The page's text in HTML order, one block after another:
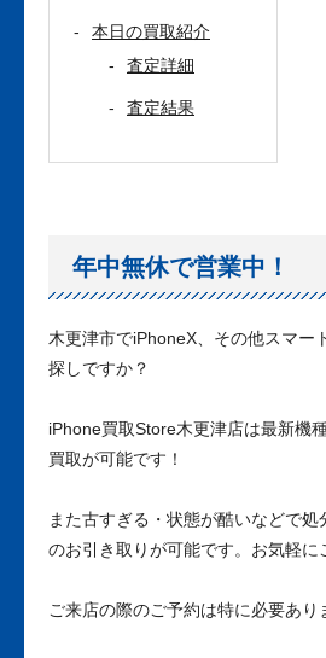
本日の買取紹介
査定詳細
査定結果
年中無休で営業中！
木更津市でiPhoneX、その他スマー
探しですか？
iPhone買取Store木更津店は最新機
買取が可能です！
また古すぎる・状態が酷いなどで
のお引き取りが可能です。お気軽に
ご来店の際のご予約は特に必要あり